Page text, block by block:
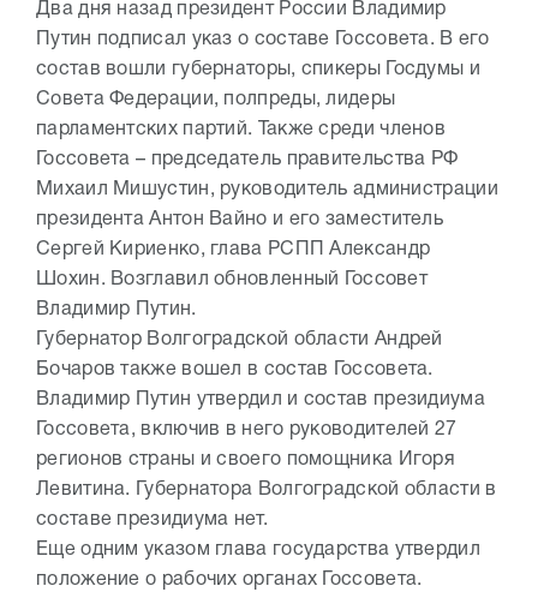
Два дня назад президент России Владимир
Путин подписал указ о составе Госсовета. В его
состав вошли губернаторы, спикеры Госдумы и
Совета Федерации, полпреды, лидеры
парламентских партий. Также среди членов
Госсовета – председатель правительства РФ
Михаил Мишустин, руководитель администрации
президента Антон Вайно и его заместитель
Сергей Кириенко, глава РСПП Александр
Шохин. Возглавил обновленный Госсовет
Владимир Путин.
Губернатор Волгоградской области Андрей
Бочаров также вошел в состав Госсовета.
Владимир Путин утвердил и состав президиума
Госсовета, включив в него руководителей 27
регионов страны и своего помощника Игоря
Левитина. Губернатора Волгоградской области в
составе президиума нет.
Еще одним указом глава государства утвердил
положение о рабочих органах Госсовета.